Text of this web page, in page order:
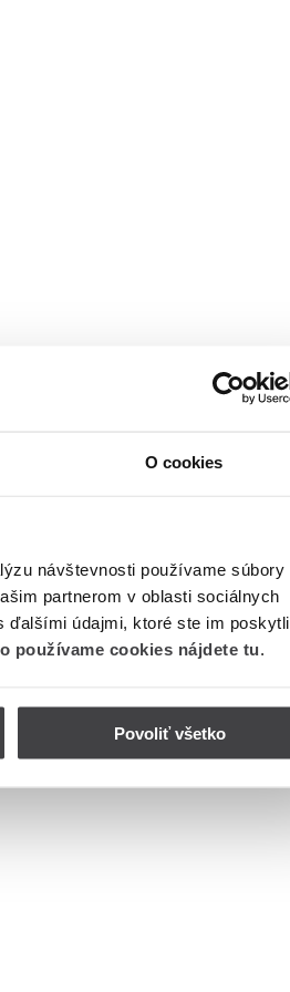
O cookies
návštevnosti používame súbory
partnerom v oblasti sociálnych
ďalšími údajmi, ktoré ste im poskytli
používame cookies nájdete tu.
Povoliť všetko